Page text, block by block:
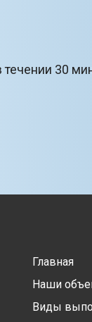
течении 30
Главная
Наши
Виды